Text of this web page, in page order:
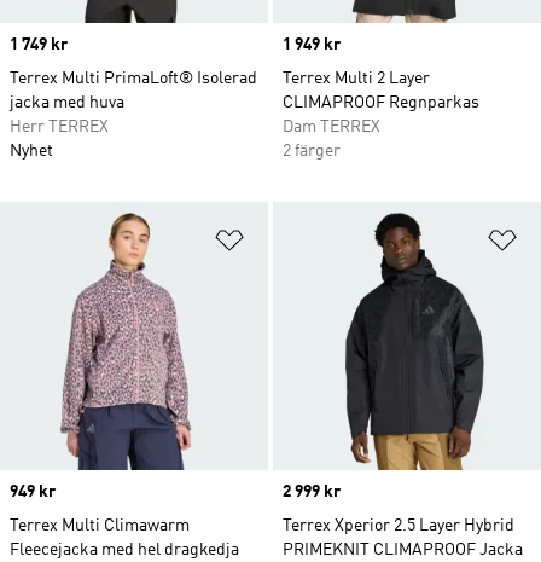
Price
1 749 kr
Terrex Multi PrimaLoft® Isolerad
jacka med huva
Herr TERREX
Nyhet
Price
1 949 kr
Terrex Multi 2 Layer
CLIMAPROOF Regnparkas
Dam TERREX
2 färger
Lägg till på önskelistan
Price
949 kr
Terrex Multi Climawarm
Fleecejacka med hel dragkedja
Price
2 999 kr
Terrex Xperior 2.5 Layer Hybrid
PRIMEKNIT CLIMAPROOF Jacka